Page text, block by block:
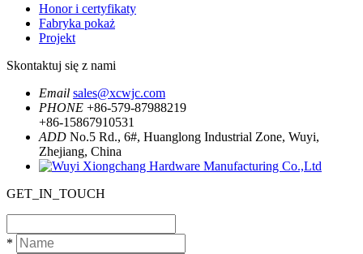
Honor i certyfikaty
Fabryka pokaż
Projekt
Skontaktuj się z nami
Email sales@xcwjc.com
PHONE +86-579-87988219
+86-15867910531
ADD No.5 Rd., 6#, Huanglong Industrial Zone, Wuyi,
Zhejiang, China
GET_IN_TOUCH
*